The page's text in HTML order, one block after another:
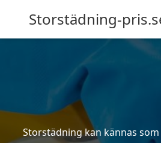
Storstädning-
Storstädning kan kännas